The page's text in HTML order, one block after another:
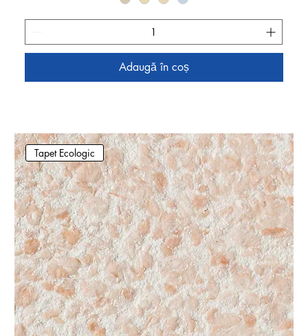
Adaugă în coș
Tapet Ecologic